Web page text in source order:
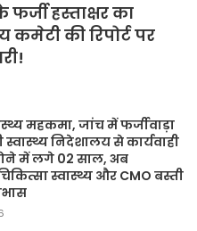
हस्ताक्षर का
की रिपोर्ट पर
महकमा, जांच में फर्जीवाड़ा
स्वास्थ्य निदेशालय से कार्यवाही
में लगे 02 साल, अब
स्वास्थ्य और CMO बस्ती